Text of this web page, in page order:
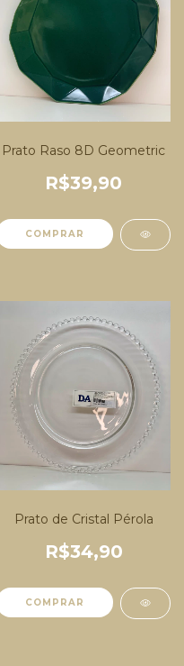
Prato Raso 8D Geometric
R$39,90
COMPRAR
Prato de Cristal Pérola
R$34,90
COMPRAR